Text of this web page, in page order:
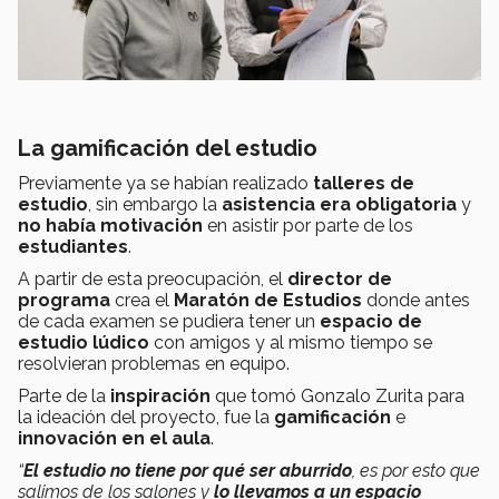
La gamificación del estudio
Previamente ya se habían realizado talleres de
estudio, sin embargo la asistencia era obligatoria y
no había motivación en asistir por parte de los
estudiantes.
A partir de esta preocupación, el director de
programa crea el Maratón de Estudios donde antes
de cada examen se pudiera tener un espacio de
estudio lúdico con amigos y al mismo tiempo se
resolvieran problemas en equipo.
Parte de la inspiración que tomó Gonzalo Zurita para
la ideación del proyecto, fue la gamificación e
innovación en el aula.
“El estudio no tiene por qué ser aburrido, es por esto que
salimos de los salones y lo llevamos a un espacio